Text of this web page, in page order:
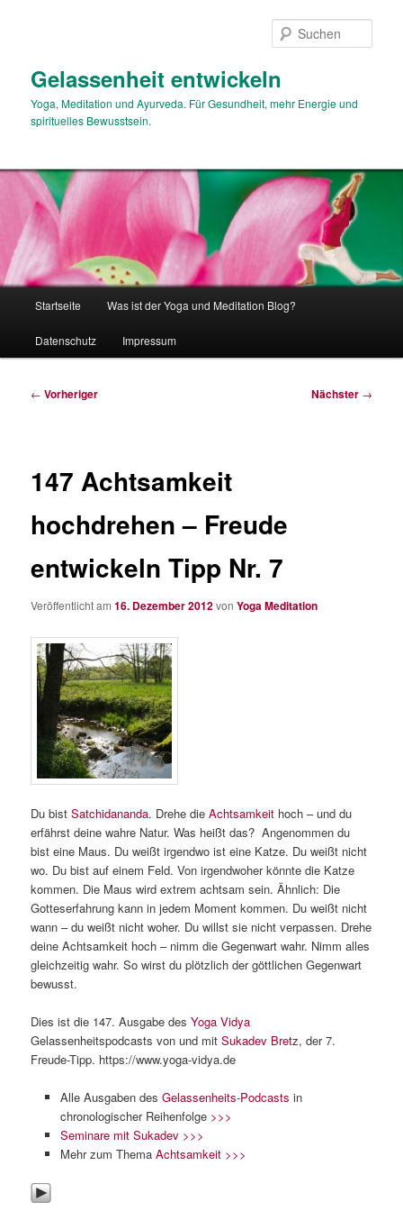
Gelassenheit entwickeln
Yoga, Meditation und Ayurveda. Für Gesundheit, mehr Energie und
spirituelles Bewusstsein.
Startseite Was ist der Yoga und Meditation Blog?
Datenschutz Impressum
Beitragsnavigation
← Vorheriger Nächster →
147 Achtsamkeit
hochdrehen – Freude
entwickeln Tipp Nr. 7
Veröffentlicht am16. Dezember 2012vonYoga Meditation
Du bist Satchidananda. Drehe dieAchtsamkeit hoch – und du
erfährst deine wahre Natur. Was heißt das? Angenommen du
bist eine Maus. Du weißt irgendwo ist eine Katze. Du weißt nicht
wo. Du bist auf einem Feld. Von irgendwoher könnte die Katze
kommen. Die Maus wird extrem achtsam sein. Ähnlich: Die
Gotteserfahrung kann in jedem Moment kommen. Du weißt nicht
wann – du weißt nicht woher. Du willst sie nicht verpassen. Drehe
deine Achtsamkeit hoch – nimm die Gegenwart wahr. Nimm alles
gleichzeitig wahr. So wirst du plötzlich der göttlichen Gegenwart
bewusst.
Dies ist die 147. Ausgabe desYoga Vidya
Gelassenheitspodcasts von und mitSukadev Bretz, der 7.
Freude-Tipp. https://www.yoga-vidya.de
Alle Ausgaben des Gelassenheits-Podcasts in
chronologischer Reihenfolge >>>
Seminare mit Sukadev >>>
Mehr zum Thema Achtsamkeit >>>